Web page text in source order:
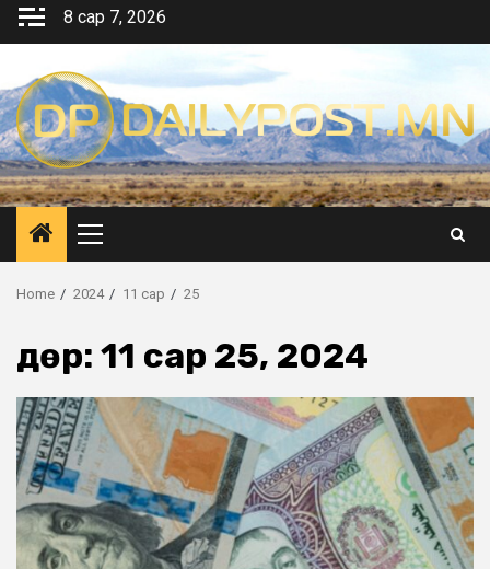
Skip
8 сар 7, 2026
Primary
Menu
Home 2024 11 сар 25
Өдөр: 11 сар 25, 2024